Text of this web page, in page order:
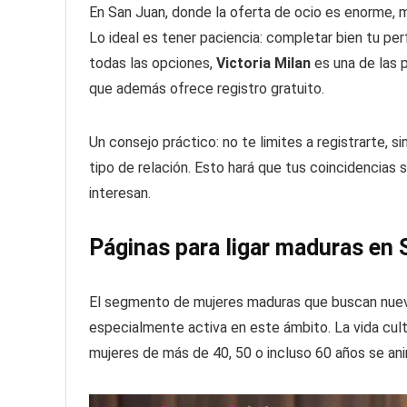
En San Juan, donde la oferta de ocio es enorme,
Lo ideal es tener paciencia: completar bien tu
todas las opciones, Victoria Milan es una de las
que además ofrece registro gratuito.
Un consejo práctico: no te limites a registrarte,
tipo de relación. Esto hará que tus coincidencias
interesan.
Páginas para ligar maduras en
El segmento de mujeres maduras que buscan
especialmente activa en este ámbito. La vida
mujeres de más de 40, 50 o incluso 60 años se